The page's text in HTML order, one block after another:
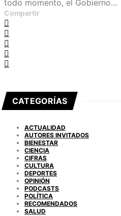
todo momento, el Gobierno…
Compartir
CATEGORÍAS
ACTUALIDAD
AUTORES INVITADOS
BIENESTAR
CIENCIA
CIFRAS
CULTURA
DEPORTES
OPINIÓN
PODCASTS
POLÍTICA
RECOMENDADOS
SALUD